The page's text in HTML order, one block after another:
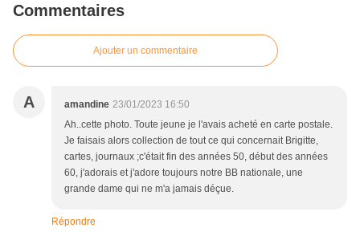
Commentaires
Ajouter un commentaire
A amandine 23/01/2023 16:50
Ah..cette photo. Toute jeune je l'avais acheté en carte postale.
Je faisais alors collection de tout ce qui concernait Brigitte,
cartes, journaux ;c'était fin des années 50, début des années
60, j'adorais et j'adore toujours notre BB nationale, une
grande dame qui ne m'a jamais déçue.
Répondre